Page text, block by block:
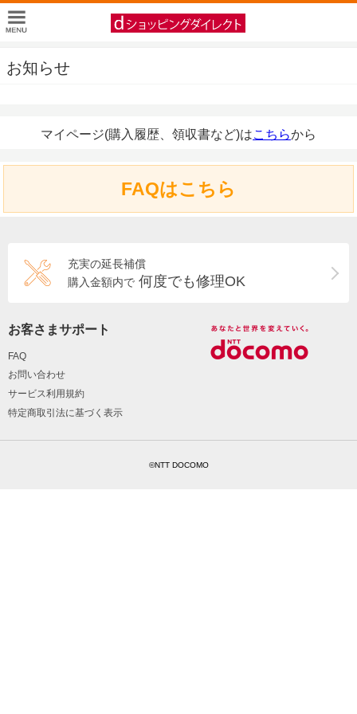
お知らせ
マイページ(購入履歴、領収書など)はこちらから
FAQはこちら
充実の延長補償
購入金額内で 何度でも修理OK
お客さまサポート
FAQ
お問い合わせ
サービス利用規約
特定商取引法に基づく表示
©NTT DOCOMO